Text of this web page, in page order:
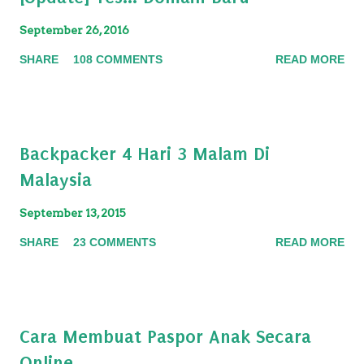
m
m
September 26, 2016
SHARE 108 COMMENTS READ MORE
Backpacker 4 Hari 3 Malam Di
Malaysia
September 13, 2015
SHARE 23 COMMENTS READ MORE
Cara Membuat Paspor Anak Secara